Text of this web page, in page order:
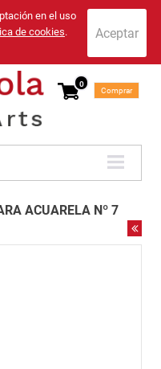
en el uso
de cookies.
0
Comprar
ACUARELA Nº 7